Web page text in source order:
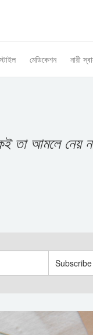
মেডিকেশন নারী
তা আমলে নেয়